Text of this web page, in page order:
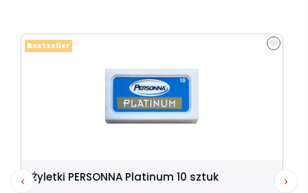
Żyletki PERSONNA Platinum 10 sztuk
Bestseller